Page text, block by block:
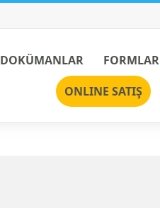
DOKÜMANLAR FORMLAR
ONLINE SATIŞ